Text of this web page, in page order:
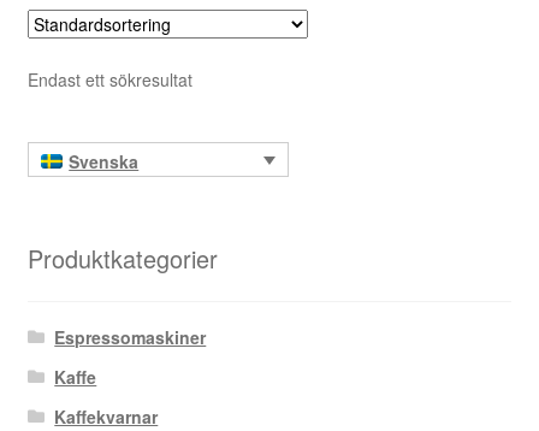
Endast ett sökresultat
Svenska
Produktkategorier
Espressomaskiner
Kaffe
Kaffekvarnar